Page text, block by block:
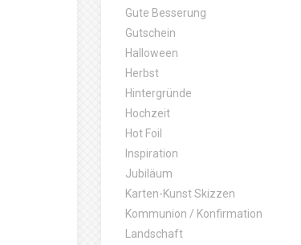
Gute Besserung
Gutschein
Halloween
Herbst
Hintergründe
Hochzeit
Hot Foil
Inspiration
Jubiläum
Karten-Kunst Skizzen
Kommunion / Konfirmation
Landschaft